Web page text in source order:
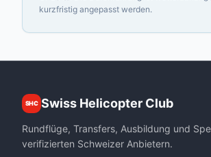
kurzfristig angepasst werden.
SHC Swiss Helicopter Club
Rundflüge, Transfers, Ausbildung und
verifizierten Schweizer Anbietern.